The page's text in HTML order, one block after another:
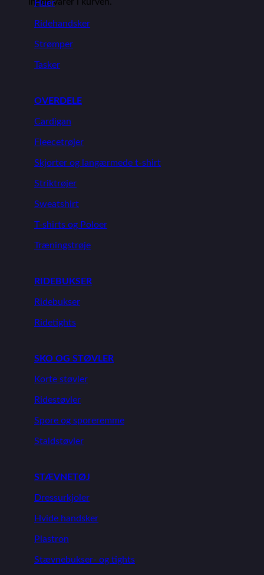
Huer
Ridehandsker
Strømper
Tasker
OVERDELE
Cardigan
Fleecetrøjer
Skjorter og langærmede t-shirt
Striktrøjer
Sweatshirt
T-shirts og Poloer
Træningstrøje
RIDEBUKSER
Ridebukser
Ridetights
SKO OG STØVLER
Korte støvler
Ridestøvler
Spore og sporeremme
Staldstøvler
STÆVNETØJ
Dressurkjoler
Hvide handsker
Plastron
Stævnebukser- og tights